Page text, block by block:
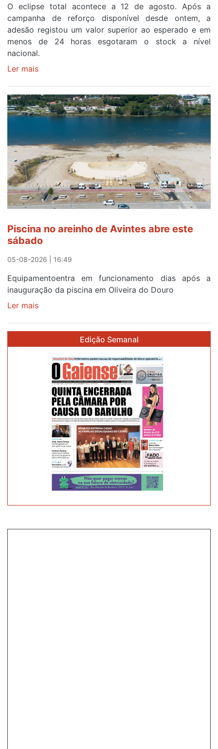
primeira
etapa
da
87ª
Volta
O eclipse total acontece a 12 de agosto. Após a
campanha de reforço disponível desde ontem, a
adesão registou um valor superior ao esperado e em
menos de 24 horas esgotaram o stock a nível
nacional.
Ler mais
para
observar
eclipse
solar
esgotam
em
menos
de
24
após
campanha
reforço
Piscina no areinho de Avintes abre este
sábado
05-08-2026 | 16:49
Equipamentoentra em funcionamento dias após a
inauguração da piscina em Oliveira do Douro
Ler mais
Avintes
abre
este
sábado
Edição Semanal